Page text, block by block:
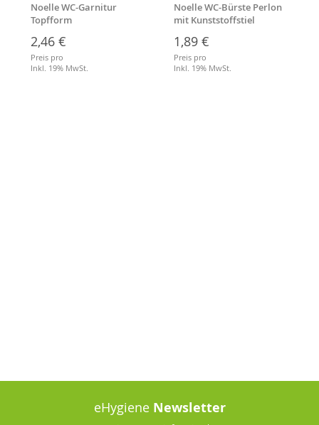
Noelle WC-Garnitur
Topfform
2,46 €
Preis pro
Inkl. 19% MwSt.
Noelle WC-Bürste Perlon
mit Kunststoffstiel
1,89 €
Preis pro
Inkl. 19% MwSt.
eHygiene Newsletter